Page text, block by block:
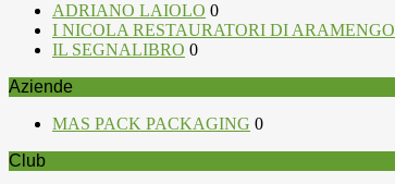
ADRIANO LAIOLO 0
I NICOLA RESTAURATORI DI ARAMENGO
IL SEGNALIBRO 0
Aziende
MAS PACK PACKAGING 0
Club